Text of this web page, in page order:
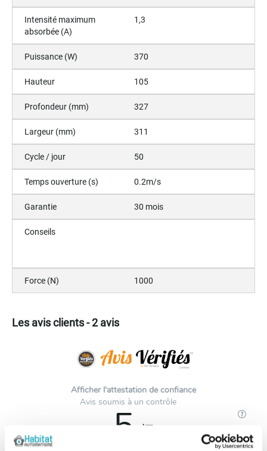
Intensité maximum
absorbée (A)
1,3
Puissance (W) 370
Hauteur 105
Profondeur (mm) 327
Largeur (mm) 311
Cycle / jour 50
Temps ouverture (s) 0.2m/s
Garantie 30 mois
Conseils
Force (N) 1000
Les avis clients - 2 avis
Afficher l'attestation de confiance
Avis soumis à un contrôle
5 /5